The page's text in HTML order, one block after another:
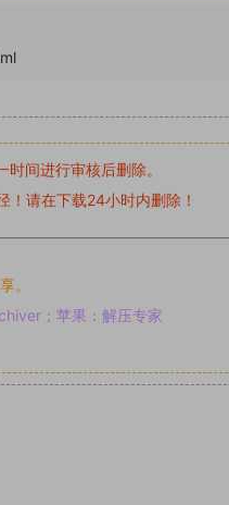
间进行审核后删除。
请在下载24小时内删除！
。
；苹果：解压专家